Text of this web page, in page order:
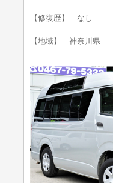
【修復歴】 なし
【地域】 神奈川県